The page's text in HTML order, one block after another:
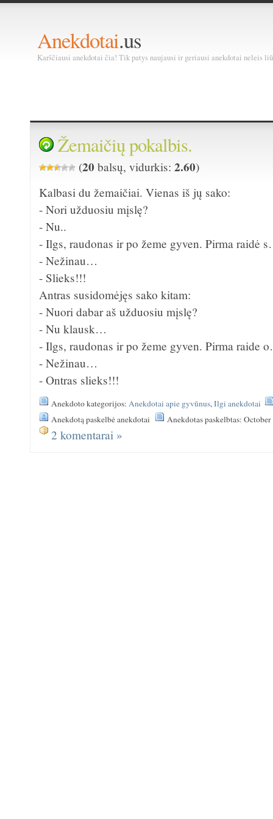
Anekdotai.us
Karščiausi anekdotai čia! Tik patys naujausi ir geriausi anekdotai neleis
Žemaičių pokalbis.
(20 balsų, vidurkis:2.60)
Kalbasi du žemaičiai. Vienas iš jų sako:
- Nori užduosiu mįslę?
- Nu..
- Ilgs, raudonas ir po žeme gyven. Pirma raidė
- Nežinau…
- Slieks!!!
Antras susidomėjęs sako kitam:
- Nuori dabar aš užduosiu mįslę?
- Nu klausk…
- Ilgs, raudonas ir po žeme gyven. Pirma raide
- Nežinau…
- Ontras slieks!!!
Anekdoto kategorijos:Anekdotai apie gyvūnus,Ilgi anekdotai
Anekdotą paskelbė anekdotai
Anekdotas paskelbtas:
2 komentarai »